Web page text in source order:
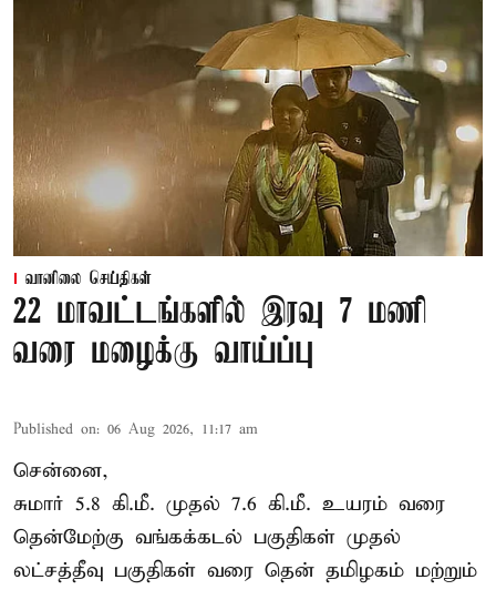
வானிலை செய்திகள்
22 மாவட்டங்களில் இரவு 7 மணி
வரை மழைக்கு வாய்ப்பு
Published on: 06 Aug 2026, 11:17 am
சென்னை,
சுமார் 5.8 கி.மீ. முதல் 7.6 கி.மீ. உயரம் வரை
தென்மேற்கு வங்கக்கடல் பகுதிகள் முதல்
லட்சத்தீவு பகுதிகள் வரை தென் தமிழகம் மற்றும்